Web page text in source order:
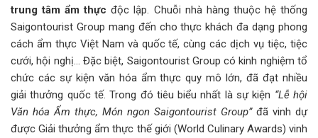
trung tâm ẩm thực độc lập. Chuỗi nhà hàng thuộc hệ thống
Saigontourist Group mang đến cho thực khách đa dạng phong
cách ẩm thực Việt Nam và quốc tế, cùng các dịch vụ tiệc, tiệc
cưới, hội nghị… Đặc biệt, Saigontourist Group có kinh nghiệm tổ
chức các sự kiện văn hóa ẩm thực quy mô lớn, đã đạt nhiều
giải thưởng quốc tế. Trong đó tiêu biểu nhất là sự kiện “Lễ hội
Văn hóa Ẩm thực, Món ngon Saigontourist Group” đã vinh dự
được Giải thưởng ẩm thực thế giới (World Culinary Awards) vinh